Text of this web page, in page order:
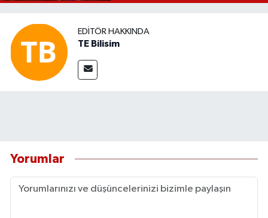
EDITÖR HAKKINDA
TE Bilisim
Yorumlar